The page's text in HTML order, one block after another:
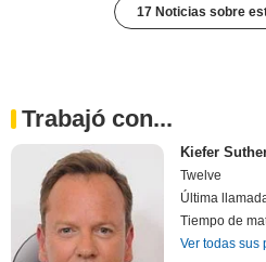
17 Noticias sobre
Trabajó con...
Kiefer
Twelve
Última
Tiempo de
Ver todas sus